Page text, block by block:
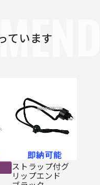
ています
ストラップ付グ
リップエンド